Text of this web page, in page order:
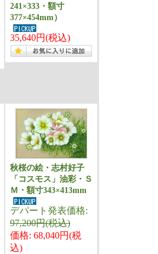
241×333・額寸
377×454mm）
35,640円(税込)
秋桜の絵・志村好子
「コスモス」油彩・Ｓ
Ｍ・額寸343×413mm
デパート発表価格:
97,200円(税込)
価格: 68,040円(税
込)